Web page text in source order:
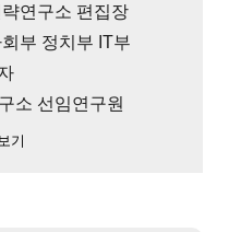
연구소 편집장
부 정치부 IT부
소 선임연구원
기